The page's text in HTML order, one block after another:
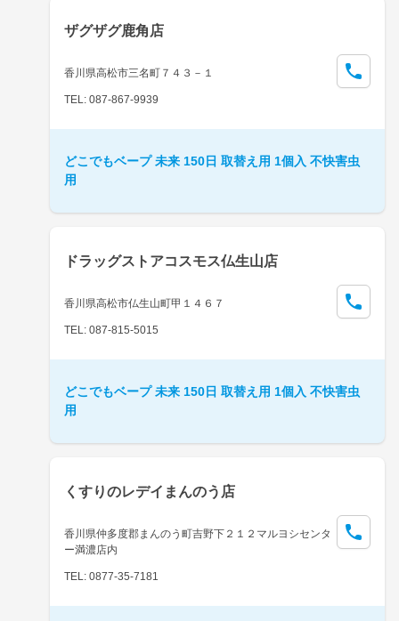
ザグザグ鹿角店
香川県高松市三名町７４３－１
TEL: 087-867-9939
どこでもベープ 未来 150日 取替え用 1個入 不快害虫
用
ドラッグストアコスモス仏生山店
香川県高松市仏生山町甲１４６７
TEL: 087-815-5015
どこでもベープ 未来 150日 取替え用 1個入 不快害虫
用
くすりのレデイまんのう店
香川県仲多度郡まんのう町吉野下２１２マルヨシセンタ
ー満濃店内
TEL: 0877-35-7181